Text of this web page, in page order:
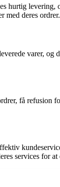
hurtig levering,
med deres ordrer.
varer, og
få refusion
services for